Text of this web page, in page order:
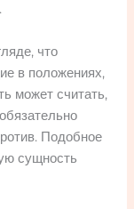
что
в положениях,
может считать,
Подобное
сущность